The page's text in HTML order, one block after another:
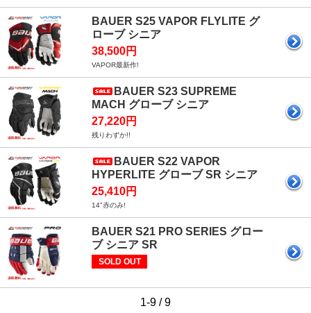
BAUER S25 VAPOR FLYLITE グ
ローブ シニア
38,500円
VAPOR最新作!
BAUER S23 SUPREME
MACH グローブ シニア
27,220円
残りわずか!!
BAUER S22 VAPOR
HYPERLITE グローブ SR シニア
25,410円
14"赤のみ!
BAUER S21 PRO SERIES グロー
ブ シニア SR
SOLD OUT
1-9 / 9